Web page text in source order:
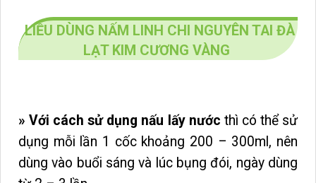
LIỀU DÙNG NẤM LINH CHI NGUYÊN TAI ĐÀ
LẠT KIM CƯƠNG VÀNG
» Với cách sử dụng nấu lấy nước thì có thể sử
dụng mỗi lần 1 cốc khoảng 200 – 300ml, nên
dùng vào buổi sáng và lúc bụng đói, ngày dùng